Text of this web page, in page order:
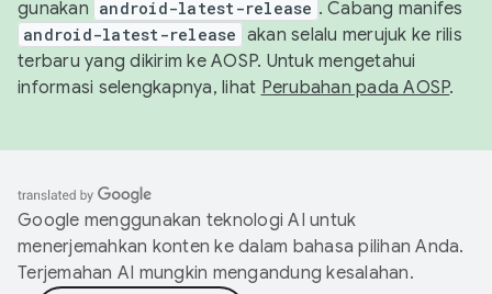
gunakan android-latest-release . Cabang manifes
android-latest-release akan selalu merujuk ke rilis
terbaru yang dikirim ke AOSP. Untuk mengetahui
informasi selengkapnya, lihat Perubahan pada AOSP.
Google menggunakan teknologi AI untuk
menerjemahkan konten ke dalam bahasa pilihan Anda.
Terjemahan AI mungkin mengandung kesalahan.